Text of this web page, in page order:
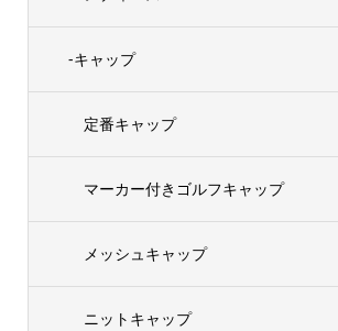
-キャップ
定番キャップ
マーカー付きゴルフキャップ
メッシュキャップ
ニットキャップ